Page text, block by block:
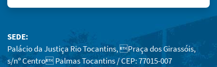
SEDE:
Palácio da Justiça Rio Tocantins, Praça dos Girassóis,
s/nº Centro Palmas Tocantins / CEP: 77015-007